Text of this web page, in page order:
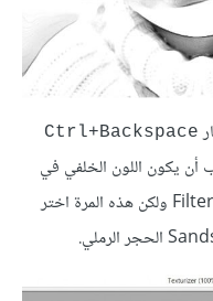
Ctrl+Backspace
أن يكون اللون الخلفي في
لوحة الألوان). أدخل مجدّدًا إلى Filter Gallery ولكن هذه المرة اختر